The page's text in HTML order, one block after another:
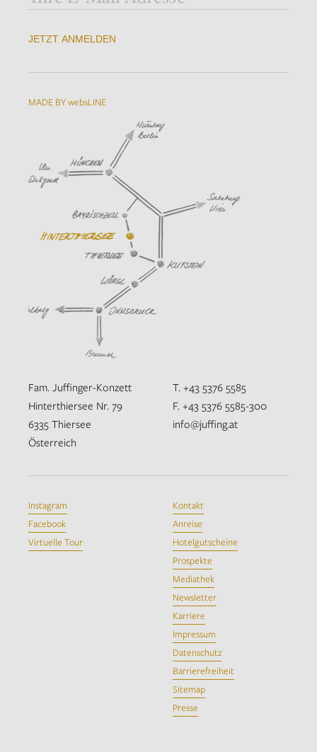
JETZT ANMELDEN
MADE BY websLINE
Fam. Juffinger-Konzett
Hinterthiersee Nr. 79
6335 Thiersee
Österreich
T. +43 5376 5585
F. +43 5376 5585-300
info@juffing.at
Instagram
Facebook
Virtuelle Tour
Kontakt
Anreise
Hotelgutscheine
Prospekte
Mediathek
Newsletter
Karriere
Impressum
Datenschutz
Barrierefreiheit
Sitemap
Presse